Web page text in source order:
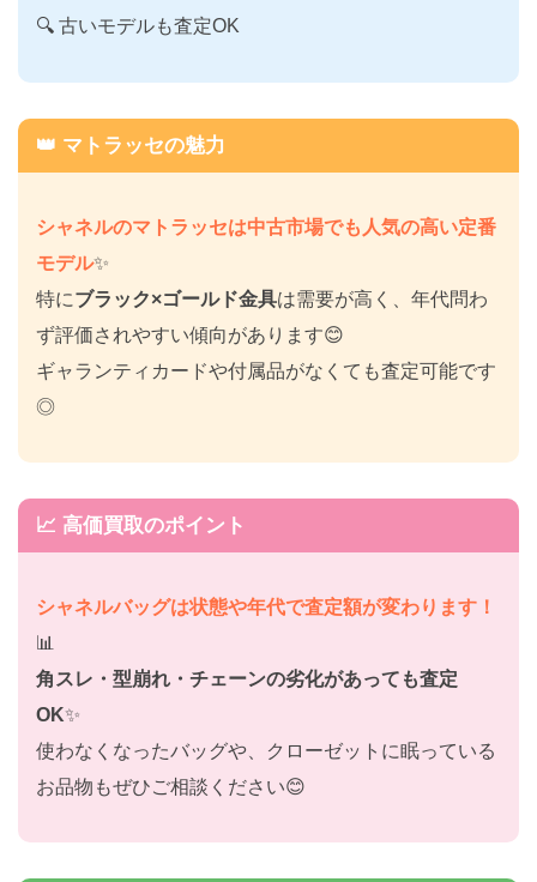
🔍 古いモデルも査定OK
👑 マトラッセの魅力
シャネルのマトラッセは中古市場でも人気の高い定番
モデル✨
特にブラック×ゴールド金具は需要が高く、年代問わ
ず評価されやすい傾向があります😊
ギャランティカードや付属品がなくても査定可能です
◎
📈 高価買取のポイント
シャネルバッグは状態や年代で査定額が変わります！
📊
角スレ・型崩れ・チェーンの劣化があっても査定
OK✨
使わなくなったバッグや、クローゼットに眠っている
お品物もぜひご相談ください😊